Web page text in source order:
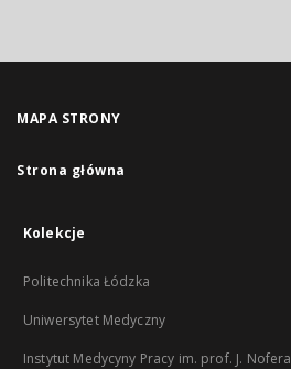
MAPA STRONY
Strona główna
Kolekcje
Politechnika Łódzka
Uniwersytet Medyczny
Instytut Medycyny Pracy im. prof. J. Nofera